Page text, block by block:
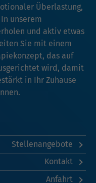
Überlastung,
unserem
und aktiv etwas
Sie mit einem
das auf
wird, damit
in Ihr Zuhause
Stellenangebote
Kontakt
Anfahrt